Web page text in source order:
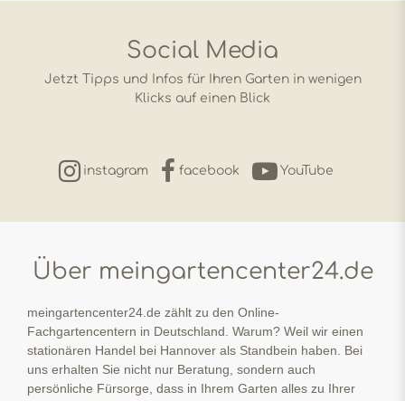
Social Media
Jetzt Tipps und Infos für Ihren Garten in wenigen
Klicks auf einen Blick
instagram facebook YouTube
Über meingartencenter24.de
meingartencenter24.de zählt zu den Online-
Fachgartencentern in Deutschland. Warum? Weil wir einen
stationären Handel bei Hannover als Standbein haben. Bei
uns erhalten Sie nicht nur Beratung, sondern auch
persönliche Fürsorge, dass in Ihrem Garten alles zu Ihrer